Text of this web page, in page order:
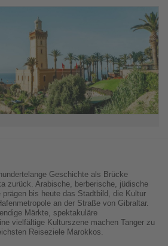
Geschichte als Brücke
zurück. Arabische, berberische, jüdische
bis heute das Stadtbild, die Kultur
an der Straße von Gibraltar.
Märkte, spektakuläre
vielfältige Kulturszene machen Tanger zu
Reiseziele Marokkos.